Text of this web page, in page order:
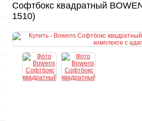
Софтбокс квадратный
1510)